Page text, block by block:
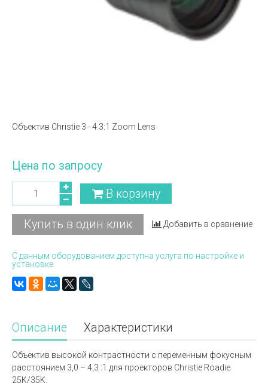
Объектив Christie 3 - 4.3:1 Zoom Lens
Цена по запросу
В корзину
Купить в один клик Добавить в сравнение
С данным оборудованием доступна услуга по настройке и
установке.
Описание Характеристики
Объектив высокой контрастности с переменным фокусным
расстоянием 3,0 – 4,3 :1 для проекторов Christie Roadie
25K/35K.